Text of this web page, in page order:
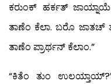
ಕರುಂಕ್ ಹರ್ಕತ್ ಜಾಯ್ನಾಯೆ
ತಾಣೆಂ ಕೆಲಾ. ಬರೊ ಜಾತಚ್
ತಾಣೆಂ ಪ್ರಾರ್ಥನ್ ಕೆಲಾಂ.”
“ಕಿತೆಂ ತುಂ